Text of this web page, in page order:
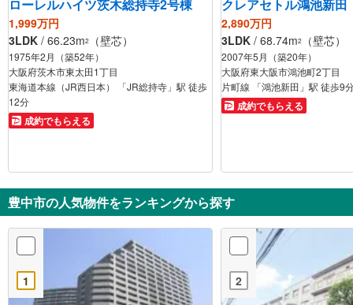
ローレルハイツ茨木総持寺2号棟
1,999万円
3LDK / 66.23m2 （壁芯）
1975年2月（築52年）
大阪府茨木市東太田1丁目
東海道本線（JR西日本） 「JR総持寺」駅 徒歩
12分
成約でもらえる
クレアセトル鴻池新田
2,890万円
3LDK / 68.74m2 （壁芯）
2007年5月（築20年）
大阪府東大阪市鴻池町2丁目
片町線 「鴻池新田」駅 徒歩9
成約でもらえる
豊中市の人気物件をランキングから探す
1 2